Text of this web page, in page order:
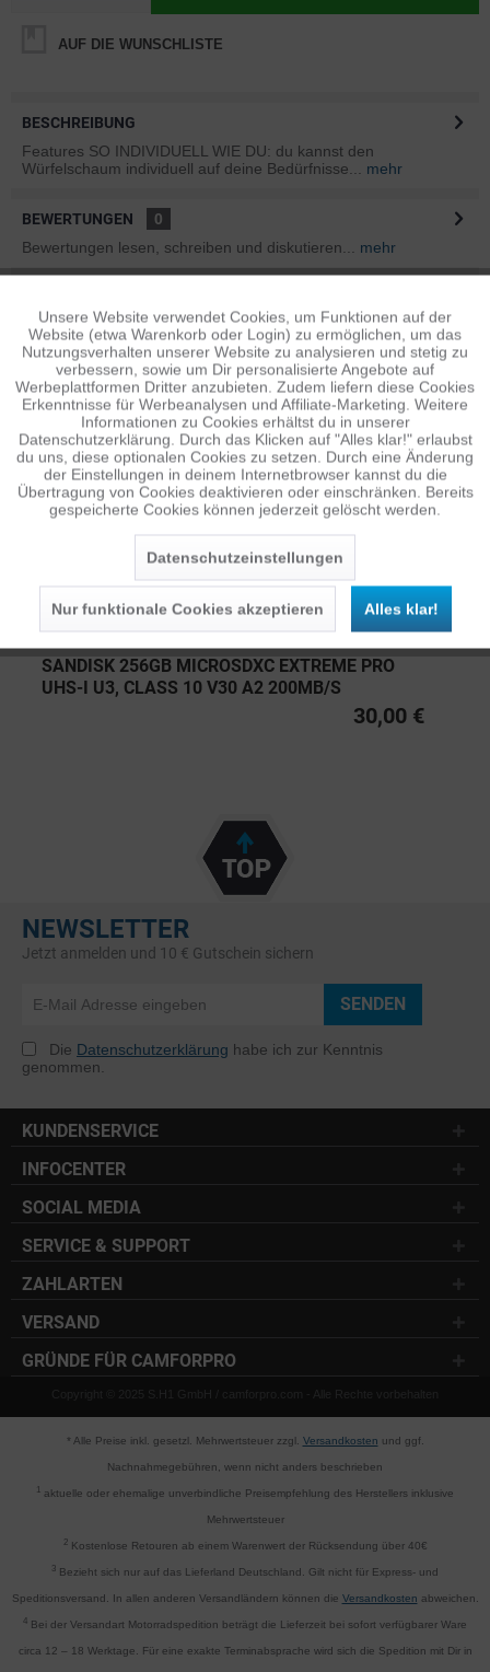
AUF DIE WUNSCHLISTE
BESCHREIBUNG
Features SO INDIVIDUELL WIE DU: du kannst den
Würfelschaum individuell auf deine Bedürfnisse...
mehr
BEWERTUNGEN
0
Bewertungen lesen, schreiben und diskutieren...
mehr
Diese Artikel sind dem Produkt ähnlich ...mehr
Persönliche Empfehlungen
SANDISK 256GB MICROSDXC EXTREME PRO
UHS-I U3, CLASS 10 V30 A2 200MB/S
30,00 €
NEWSLETTER
Jetzt anmelden und 10 € Gutschein sichern
SENDEN
Die Datenschutzerklärung habe ich zur Kenntnis
genommen.
KUNDENSERVICE
INFOCENTER
SOCIAL MEDIA
SERVICE & SUPPORT
ZAHLARTEN
VERSAND
GRÜNDE FÜR CAMFORPRO
Copyright © 2025 S.H1 GmbH / camforpro.com - Alle Rechte vorbehalten
* Alle Preise inkl. gesetzl. Mehrwertsteuer zzgl. Versandkosten und ggf.
Nachnahmegebühren, wenn nicht anders beschrieben
aktuelle oder ehemalige unverbindliche Preisempfehlung des Herstellers inklusive
Mehrwertsteuer
2Kostenlose Retouren ab einem Warenwert der Rücksendung über 40€
3 Bezieht sich nur auf das Lieferland Deutschland. Gilt nicht für Express- und
Speditionsversand. In allen anderen Versandländern können die Versandkosten abweichen.
4 Bei der Versandart Motorradspedition beträgt die Lieferzeit bei sofort verfügbarer Ware
circa 12 – 18 Werktage. Für eine exakte Terminabsprache wird sich die Spedition mit Dir in
Funktionale Aktiv
Tracking Inaktiv
Personalisierung Inaktiv
Service Inaktiv
Unsere Website verwendet Cookies, um Funktionen auf der
Website (etwa Warenkorb oder Login) zu ermöglichen, um das
Nutzungsverhalten unserer Website zu analysieren und stetig zu
verbessern, sowie um Dir personalisierte Angebote auf
Werbeplattformen Dritter anzubieten. Zudem liefern diese Cookies
Erkenntnisse für Werbeanalysen und Affiliate-Marketing. Weitere
Informationen zu Cookies erhältst du in unserer
Datenschutzerklärung. Durch das Klicken auf "Alles klar!" erlaubst
du uns, diese optionalen Cookies zu setzen. Durch eine Änderung
der Einstellungen in deinem Internetbrowser kannst du die
Übertragung von Cookies deaktivieren oder einschränken. Bereits
gespeicherte Cookies können jederzeit gelöscht werden.
Datenschutzeinstellungen
Nur funktionale Cookies akzeptieren Alles klar!